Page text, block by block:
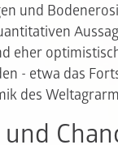
und
eher
- etwa das
des